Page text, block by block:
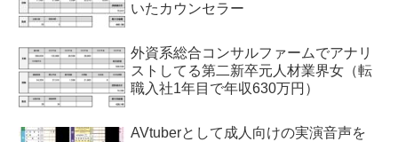
いたカウンセラー
外資系総合コンサルファームでアナリ
ストしてる第二新卒元人材業界女（転
職入社1年目で年収630万円）
AVtuberとして成人向けの実演音声を